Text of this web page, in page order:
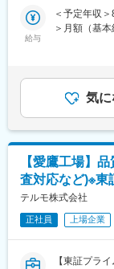
■本ポジショ
愛鷹工場は
治療に用い
肺）など、
に、心臓血
ア75％。そ
います。
変更の範囲
■業務内容：
商品企画・
・海外グル
■担う役割：
設計開発業
バーへの指示
り、各プロジ
だきます。
■組織構成：
配属予定の
給与
＜予定年収
＞月額（基
目安の金額
給(月額)は固
気に
【愛鷹工場】
査対応など)※東
テルモ株式会社
正社員 上場企業
【東証プラ